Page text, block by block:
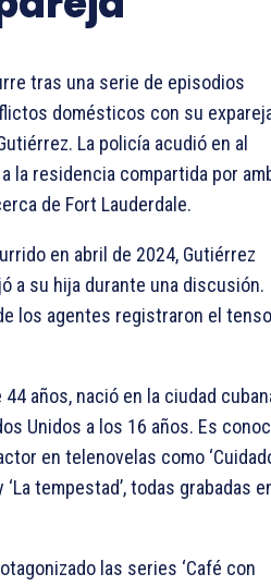
tras una serie de episodios
domésticos con su
La policía acudió en al
la residencia compartida por
de Fort Lauderdale.
en abril de 2024, Gutiérrez
a su hija durante una discusión.
los agentes registraron el tenso
años, nació en la ciudad
Unidos a los 16 años. Es
en telenovelas como
‘La tempestad’, todas grabadas
las series ‘Café con